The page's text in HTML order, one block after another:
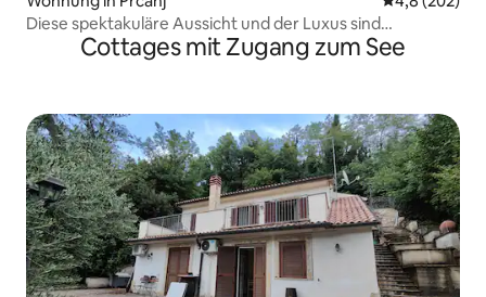
Diese spektakuläre Aussicht und der Luxus sind
unschlagbarCottages mit Zugang zum See